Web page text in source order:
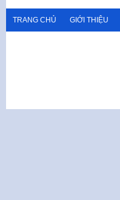
TRANG CHỦ GIỚI THIỆU